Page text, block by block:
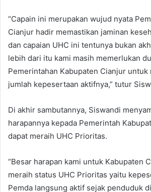
“Capain ini merupakan wujud nyata
Cianjur hadir memastikan jaminan
dan capaian UHC ini tentunya bukan
lebih dari itu kami masih memerlukan
Pemerintahan Kabupaten Cianjur untuk
jumlah kepesertaan aktifnya,” tutur
Di akhir sambutannya, Siswandi
harapannya kepada Pemerintah
dapat meraih UHC Prioritas.
“Besar harapan kami untuk Kabupaten
meraih status UHC Prioritas yaitu
Pemda langsung aktif sejak penduduk